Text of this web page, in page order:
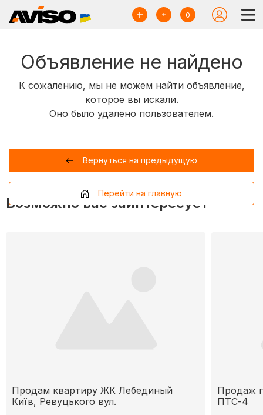
0
Объявление не найдено
К сожалению, мы не можем найти объявление,
которое вы искали.
Оно было удалено пользователем.
Вернуться на предыдущую
Перейти на главную
Возможно вас заинтересует
Продам квартиру ЖК Лебединый
Київ, Ревуцького вул.
Продаж
ПТС-4